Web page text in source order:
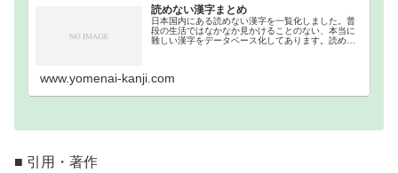
読めない漢字まとめ
日本国内にある読めない漢字を一覧化しました。普
段の生活ではなかなか見かけることのない、本当に
難しい漢字をデータベース化してあります。読めな
www.yomenai-kanji.com
■ 引用・著作